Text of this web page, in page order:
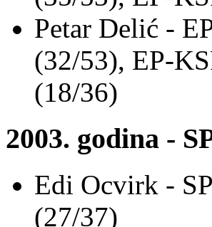
Petar Delić -
(32/53), EP-
(18/36)
2003. godina -
Edi Ocvirk -
(27/37)